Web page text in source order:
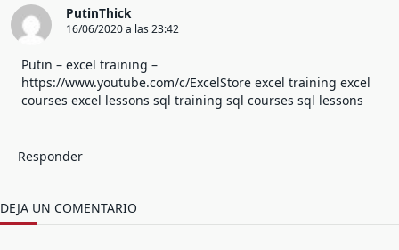
PutinThick
16/06/2020 a las 23:42
Putin – excel training –
https://www.youtube.com/c/ExcelStore excel training excel
courses excel lessons sql training sql courses sql lessons
Responder
DEJA UN COMENTARIO